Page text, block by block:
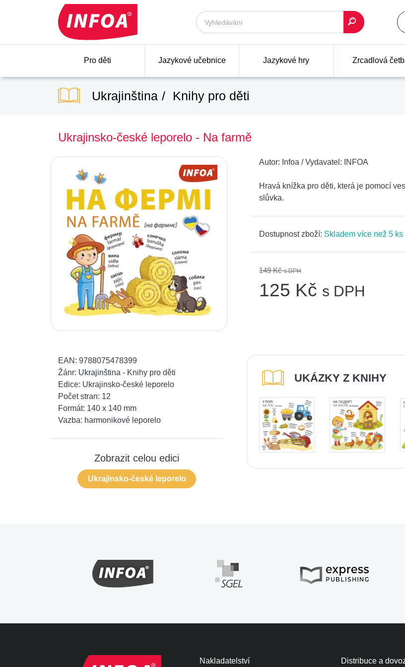
Pro děti Jazykové učebnice Jazykové hry Zrcadlová
Ukrajinština Knihy pro děti
Ukrajinsko-české leporelo - Na farmě
Autor: Infoa /Vydavatel: INFOA
Hravá knížka pro děti, která je pomocí
slůvka.
Dostupnost zboží: Skladem více než 5 ks
149 Kčs DPH
125 Kč s DPH
EAN: 9788075478399
Žánr: Ukrajinština - Knihy pro děti
Edice: Ukrajinsko-české leporelo
Počet stran: 12
Formát: 140 x 140 mm
Vazba: harmonikové leporelo
Zobrazit celou edici
Ukrajinsko-české leporelo
UKÁZKY Z KNIHY
Nakladatelství Distribuce a